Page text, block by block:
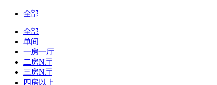
全部
全部
单间
一房一厅
二房N厅
三房N厅
四房以上